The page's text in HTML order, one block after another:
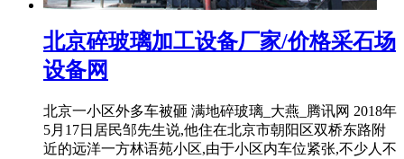
北京碎玻璃加工设备厂家/价格采石场
设备网
北京一小区外多车被砸 满地碎玻璃_大燕_腾讯网 2018年
5月17日居民邹先生说,他住在北京市朝阳区双桥东路附
近的远洋一方林语苑小区,由于小区内车位紧张,不少人不